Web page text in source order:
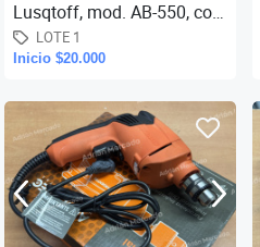
Lusqtoff, mod. AB-550, con
motor de 3/4 Hp, 550 w,
2950 rpm (sin uso).-
LOTE 1
Inicio $20.000